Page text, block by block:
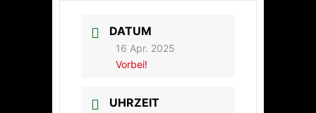
DATUM
16 Apr. 2025
Vorbei!
UHRZEIT